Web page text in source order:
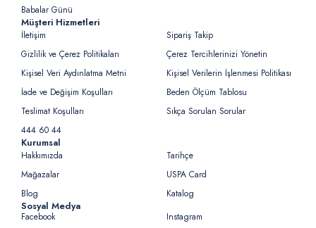
Babalar Günü
Müşteri Hizmetleri
İletişim
Sipariş Takip
Gizlilik ve Çerez Politikaları
Çerez Tercihlerinizi Yönetin
Kişisel Veri Aydınlatma Metni
Kişisel Verilerin İşlenmesi Politikası
İade ve Değişim Koşulları
Beden Ölçüm Tablosu
Teslimat Koşulları
Sıkça Sorulan Sorular
444 60 44
Kurumsal
Hakkımızda
Tarihçe
Mağazalar
USPA Card
Blog
Katalog
Sosyal Medya
Facebook
Instagram